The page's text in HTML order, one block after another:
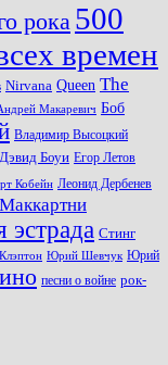
рока 500
времен
Nirvana Queen The
Макаревич Боб
Владимир Высоцкий
Дэвид Боуи Егор Летов
Кобейн Леонид Дербенев
эстрада Стинг
Юрий Шевчук Юрий
песни о войне рок-